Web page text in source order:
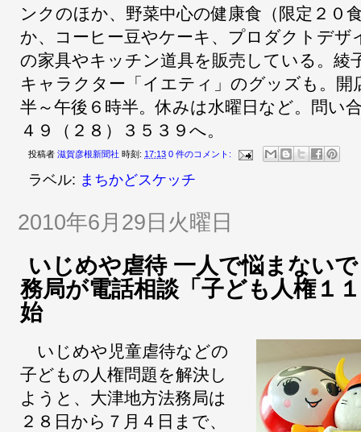
ンクのほか、野菜中心の健康食（限定２０
か、コーヒー豆やケーキ、プロダクトデザ
の家具やキッチン道具を販売している。綾
キャラクター「イエティ」のグッズも。開
半～午後６時半。休みは水曜日など。問い
４９（２８）３５３９へ。
投稿者 滋賀彦根新聞社 時刻: 17:13 0 件のコメント:
ラベル: まちかどスケッチ
2010年6月29日火曜日
いじめや虐待 一人で悩まない
務局が電話相談「子ども人権１
始
いじめや児童虐待などの
子どもの人権問題を解決し
ようと、大津地方法務局は
２８日から７月４日まで、